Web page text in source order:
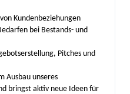
Kundenbeziehungen
bei Bestands- und
Pitches und
Ausbau unseres
bringst aktiv neue Ideen für